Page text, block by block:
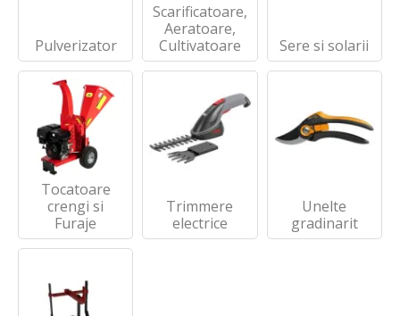
Pulverizator
Scarificatoare,
Aeratoare,
Cultivatoare
Sere si solarii
Tocatoare
crengi si
Furaje
Trimmere
electrice
Unelte
gradinarit